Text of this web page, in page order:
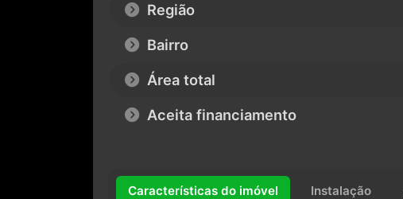
Região
Bairro
Área total
Aceita financiamento
Características do imóvel Instalação